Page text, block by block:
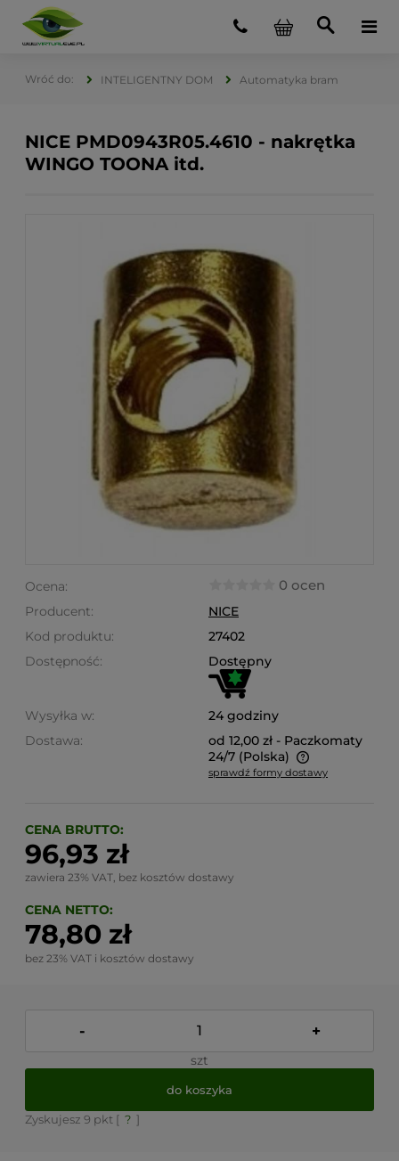
INTELIGENTNY DOM Automatyka bram
NICE PMD0943R05.4610 - nakrętka
WINGO TOONA itd.
Ocena: 0 ocen
Producent:
NICE
Kod produktu:
27402
Dostępność:
Dostępny
Wysyłka w:
24 godziny
Dostawa:
od 12,00 zł - Paczkomaty
24/7 (Polska)
Cena nie zawiera ewentualnych kosztów płatności
sprawdź formy dostawy
CENA BRUTTO:
96,93 zł
zawiera 23% VAT, bez kosztów dostawy
CENA NETTO:
78,80 zł
bez 23% VAT i kosztów dostawy
- +
szt
do koszyka
Zyskujesz 9 pkt [ ? ]